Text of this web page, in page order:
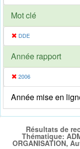
Mot clé
DDE
Année rapport
2006
Année mise en
Résultats de
Thématique:
ORGANISATION,